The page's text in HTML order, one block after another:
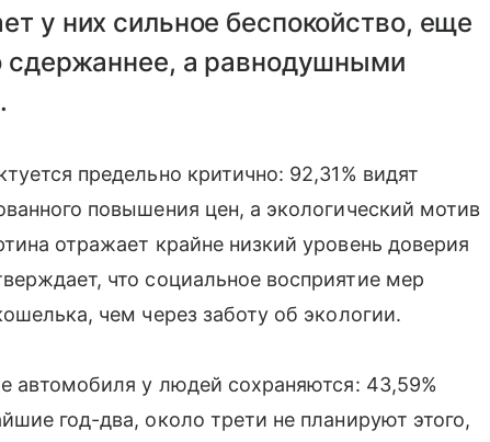
у них сильное беспокойство, еще
сдержаннее, а равнодушными
предельно критично: 92,31% видят
повышения цен, а экологический мотив
отражает крайне низкий уровень доверия
что социальное восприятие мер
чем через заботу об экологии.
автомобиля у людей сохраняются: 43,59%
год-два, около трети не планируют этого,